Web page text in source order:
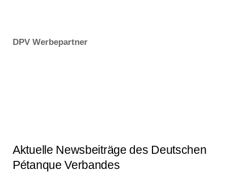
DPV Werbepartner
Aktuelle Newsbeiträge des Deutschen
Pétanque Verbandes